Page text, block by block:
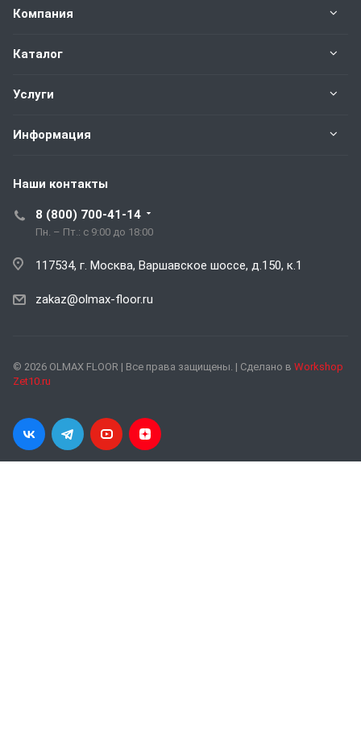
Компания
Каталог
Услуги
Информация
Наши контакты
8 (800) 700-41-14
Пн. – Пт.: с 9:00 до 18:00
117534, г. Москва, Варшавское шоссе, д.150, к.1
zakaz@olmax-floor.ru
© 2026 OLMAX FLOOR | Все права защищены. | Сделано в Workshop
Zet10.ru